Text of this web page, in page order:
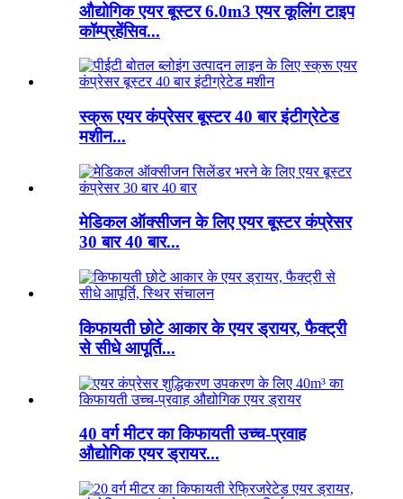
औद्योगिक एयर बूस्टर 6.0m3 एयर कूलिंग टाइप
कॉम्प्रहेंसिव...
स्क्रू एयर कंप्रेसर बूस्टर 40 बार इंटीग्रेटेड
मशीन...
मेडिकल ऑक्सीजन के लिए एयर बूस्टर कंप्रेसर
30 बार 40 बार...
किफायती छोटे आकार के एयर ड्रायर, फैक्ट्री
से सीधे आपूर्ति...
40 वर्ग मीटर का किफायती उच्च-प्रवाह
औद्योगिक एयर ड्रायर...